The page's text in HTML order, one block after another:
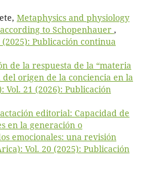
Metaphysics and physiology
to Schopenhauer ,
Publicación continua
de la respuesta de la “materia
origen de la conciencia en la
Vol. 21 (2026): Publicación
editorial: Capacidad de
en la generación o
emocionales: una revisión
Vol. 20 (2025): Publicación